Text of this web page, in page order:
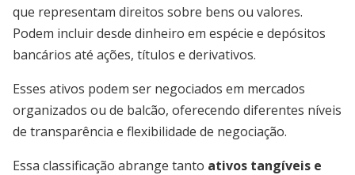
que representam direitos sobre bens ou valores.
Podem incluir desde dinheiro em espécie e depósitos
bancários até ações, títulos e derivativos.
Esses ativos podem ser negociados em mercados
organizados ou de balcão, oferecendo diferentes níveis
de transparência e flexibilidade de negociação.
Essa classificação abrange tanto ativos tangíveis e